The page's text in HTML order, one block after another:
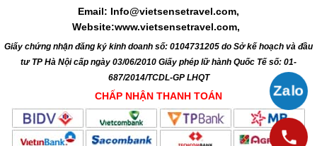
Email: Info@vietsensetravel.com,
Website:www.vietsensetravel.com,
Giấy chứng nhận đăng ký kinh doanh số: 0104731205 do Sở kế hoạch và đầu
tư TP Hà Nội cấp ngày 03/06/2010 Giấy phép lữ hành Quốc Tế số: 01-
687/2014/TCDL-GP LHQT
CHẤP NHẬN THANH TOÁN